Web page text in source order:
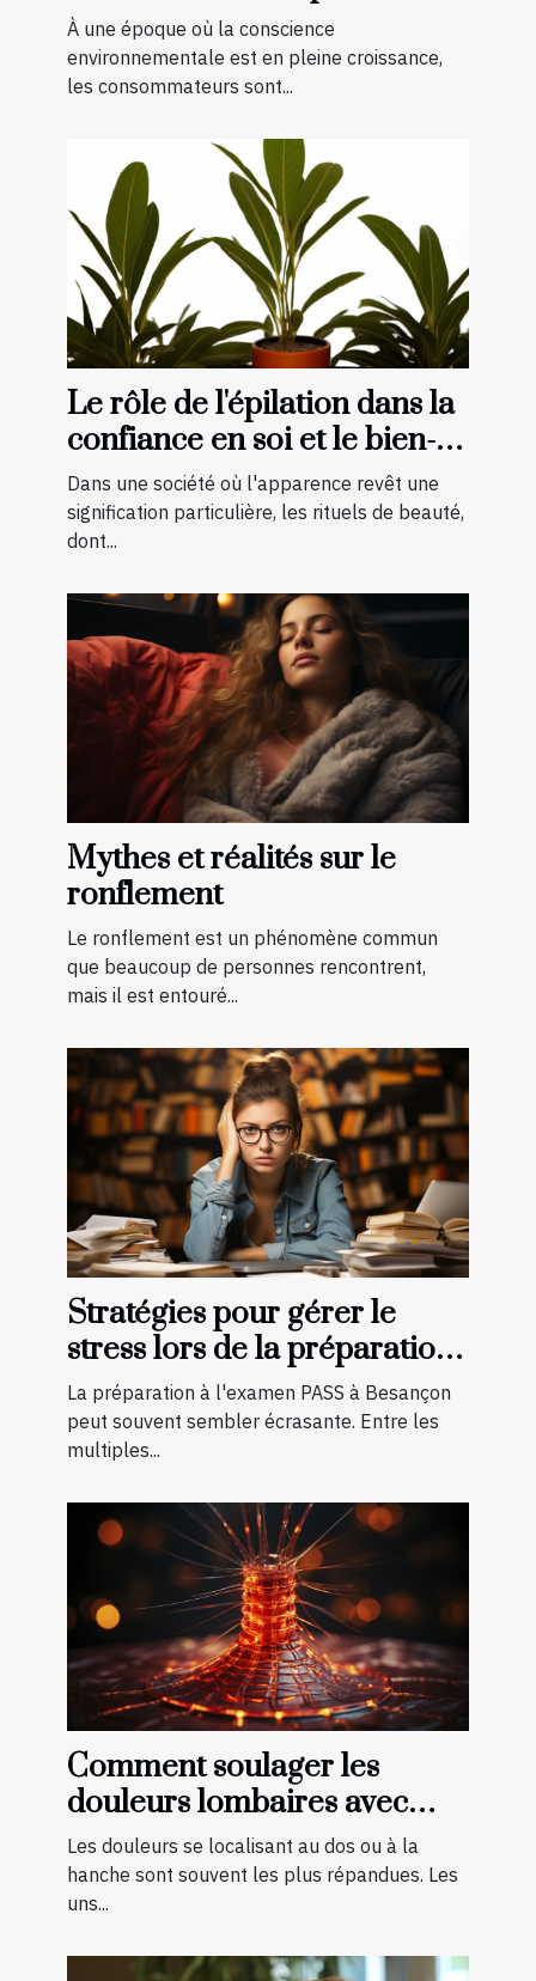
bio et naturels
À une époque où la conscience
environnementale est en pleine croissance,
les consommateurs sont...
Le rôle de l'épilation dans la
confiance en soi et le bien-
être général
Dans une société où l'apparence revêt une
signification particulière, les rituels de beauté,
dont...
Mythes et réalités sur le
ronflement
Le ronflement est un phénomène commun
que beaucoup de personnes rencontrent,
mais il est entouré...
Stratégies pour gérer le
stress lors de la préparation
à l'examen PASS à Besançon
La préparation à l'examen PASS à Besançon
peut souvent sembler écrasante. Entre les
multiples...
Comment soulager les
douleurs lombaires avec
quelques exercices ?
Les douleurs se localisant au dos ou à la
hanche sont souvent les plus répandues. Les
uns...